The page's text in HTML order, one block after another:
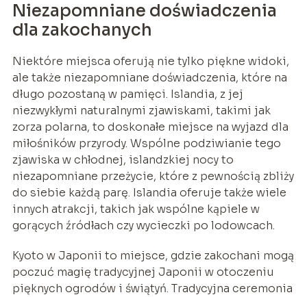
Niezapomniane doświadczenia
dla zakochanych
Niektóre miejsca oferują nie tylko piękne widoki,
ale także niezapomniane doświadczenia, które na
długo pozostaną w pamięci. Islandia, z jej
niezwykłymi naturalnymi zjawiskami, takimi jak
zorza polarna, to doskonałe miejsce na wyjazd dla
miłośników przyrody. Wspólne podziwianie tego
zjawiska w chłodnej, islandzkiej nocy to
niezapomniane przeżycie, które z pewnością zbliży
do siebie każdą parę. Islandia oferuje także wiele
innych atrakcji, takich jak wspólne kąpiele w
gorących źródłach czy wycieczki po lodowcach.
Kyoto w Japonii to miejsce, gdzie zakochani mogą
poczuć magię tradycyjnej Japonii w otoczeniu
pięknych ogrodów i świątyń. Tradycyjna ceremonia